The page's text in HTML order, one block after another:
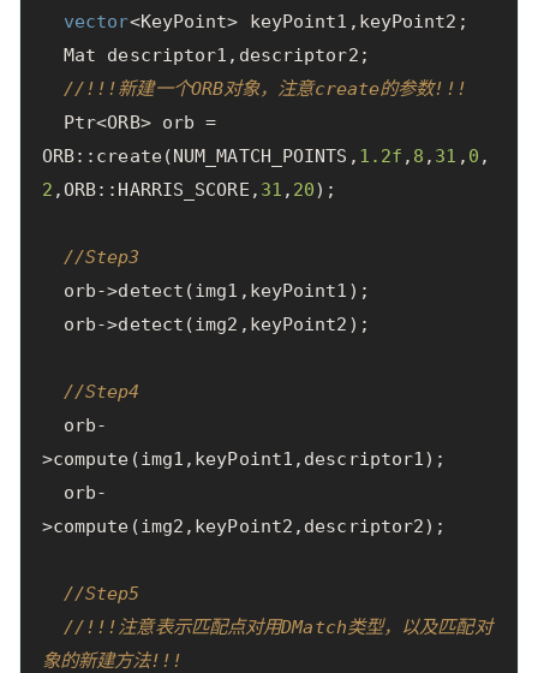
vector<KeyPoint> keyPoint1 , keyPoint2 ;
Mat
descriptor1 , descriptor2 ;
//!!!新建一个ORB对象，注意create的参数!!!
Ptr<ORB> orb =
ORB:: create(NUM_MATCH_POINTS , 1.2f , 8 , 31 , 0 ,
2 ,ORB:: HARRIS_SCORE , 31 , 20);
//Step3
orb->detect (img1 , keyPoint1 );
orb->detect (img2 , keyPoint2 );
//Step4
orb-
>compute (img1 , keyPoint1 , descriptor1);
orb-
>compute (img2 , keyPoint2 , descriptor2);
//Step5
//!!!注意表示匹配点对用DMatch类型，以及匹配对
象的新建方法!!!